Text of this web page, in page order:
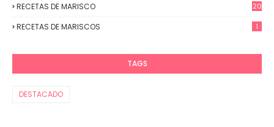
RECETAS DE MARISCO 20
RECETAS DE MARISCOS 1
TAGS
DESTACADO